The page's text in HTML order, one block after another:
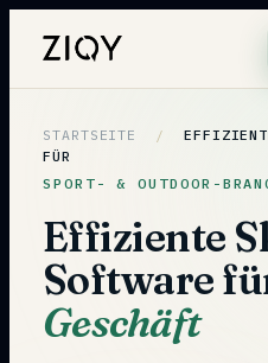
STARTSEITE /
FÜR
SPORT- & OUTDOOR-
Effiziente
Software
Geschäft